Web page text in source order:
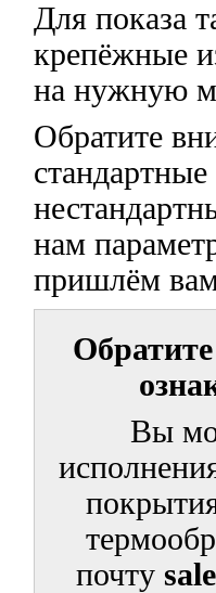
Для показа
крепёжные
на нужную
Обратите
нам
пришлём
Вы
почту